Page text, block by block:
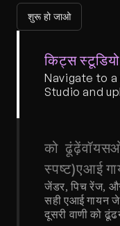
शुरू हो जाओ
किट्स
Navigate to
Studio and
को
स्पष्ट)एआई
जेंडर, पिच रेंज,
सही एआई गायन
दूसरी वाणी को